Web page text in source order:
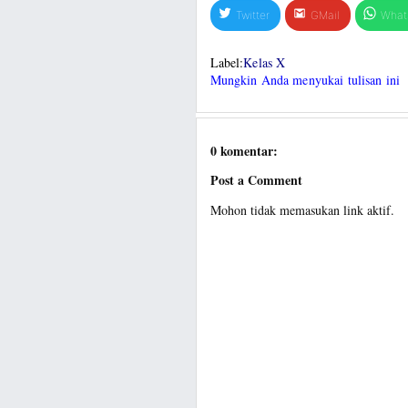
Twitter GMail
Label:Kelas X
Mungkin Anda menyukai tulisan ini
0 komentar:
Post a Comment
Mohon tidak memasukan link aktif.